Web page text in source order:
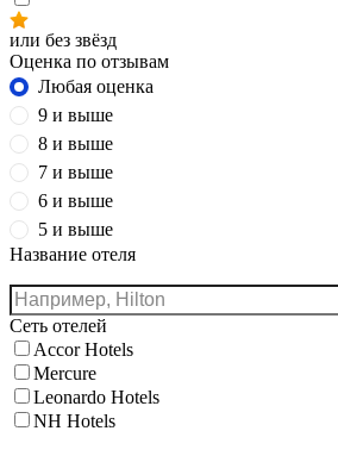
или без звёзд
Оценка по отзывам
Любая оценка
9 и выше
8 и выше
7 и выше
6 и выше
5 и выше
Название отеля
Сеть отелей
Accor Hotels
Mercure
Leonardo Hotels
NH Hotels